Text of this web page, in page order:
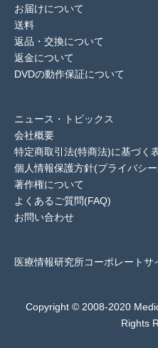
お届けについて
送料
返品・交換について
返金について
DVDの動作保証について
ニュース・トピックス
会社概要
特定商取引法(特商法)に基づく
個人情報保護方針(プライバシ
著作権について
よくあるご質問(FAQ)
お問い合わせ
医療情報研究所コーポレートサ
Copyright © 2008-2020
Rights